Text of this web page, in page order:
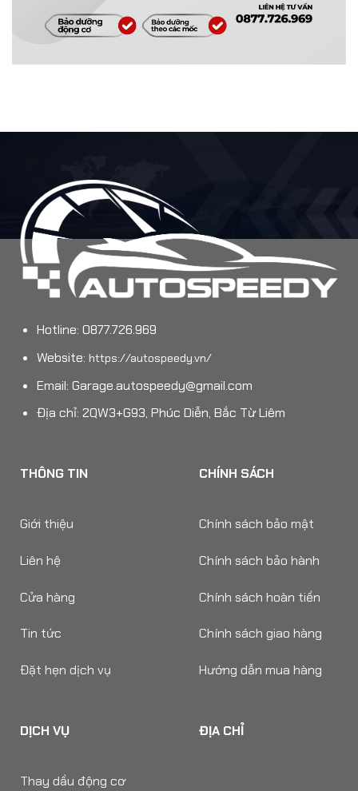
Hotline: 0877.726.969
Website: https://autospeedy.vn/
Email: Garage.autospeedy@gmail.com
Địa chỉ: 2QW3+G93, Phúc Diễn, Bắc Từ Liêm
THÔNG TIN
Giới thiệu
Liên hệ
Cửa hàng
Tin tức
Đặt hẹn dịch vụ
CHÍNH SÁCH
Chính sách bảo mật
Chính sách bảo hành
Chính sách hoàn tiền
Chính sách giao hàng
Hướng dẫn mua hàng
DỊCH VỤ
Thay dầu động cơ
ĐỊA CHỈ